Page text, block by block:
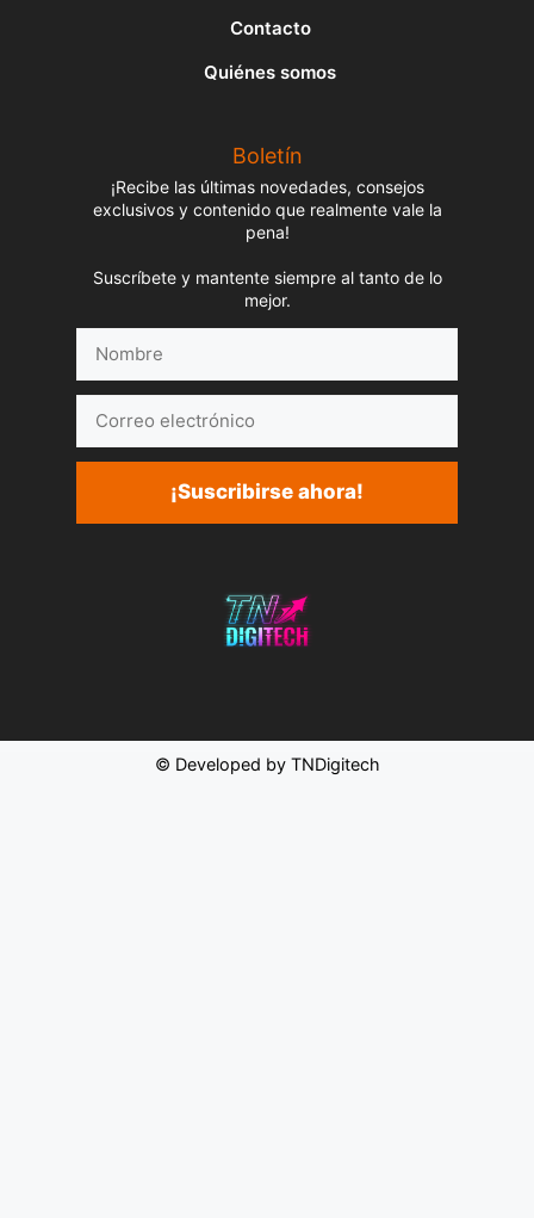
Contacto
Quiénes somos
Boletín
¡Recibe las últimas novedades, consejos
exclusivos y contenido que realmente vale la
pena!
Suscríbete y mantente siempre al tanto de lo
mejor.
electrónico
¡Suscribirse ahora!